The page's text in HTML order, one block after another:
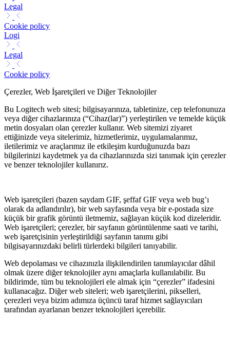
Legal
Cookie policy
Logi
Legal
Cookie policy
Çerezler, Web İşaretçileri ve Diğer Teknolojiler
Bu Logitech web sitesi; bilgisayarınıza, tabletinize, cep telefonunuza
veya diğer cihazlarınıza (“Cihaz(lar)”) yerleştirilen ve temelde küçük
metin dosyaları olan çerezler kullanır. Web sitemizi ziyaret
ettiğinizde veya sitelerimiz, hizmetlerimiz, uygulamalarımız,
iletilerimiz ve araçlarımız ile etkileşim kurduğunuzda bazı
bilgilerinizi kaydetmek ya da cihazlarınızda sizi tanımak için çerezler
ve benzer teknolojiler kullanırız.
Web işaretçileri (bazen saydam GIF, şeffaf GIF veya web bug’ı
olarak da adlandırılır), bir web sayfasında veya bir e-postada size
küçük bir grafik görüntü iletmemiz, sağlayan küçük kod dizeleridir.
Web işaretçileri; çerezler, bir sayfanın görüntülenme saati ve tarihi,
web işaretçisinin yerleştirildiği sayfanın tanımı gibi
bilgisayarınızdaki belirli türlerdeki bilgileri tanıyabilir.
Web depolaması ve cihazınızla ilişkilendirilen tanımlayıcılar dâhil
olmak üzere diğer teknolojiler aynı amaçlarla kullanılabilir. Bu
bildirimde, tüm bu teknolojileri ele almak için “çerezler” ifadesini
kullanacağız. Diğer web siteleri; web işaretçilerini, pikselleri,
çerezleri veya bizim adımıza üçüncü taraf hizmet sağlayıcıları
tarafından ayarlanan benzer teknolojileri içerebilir.